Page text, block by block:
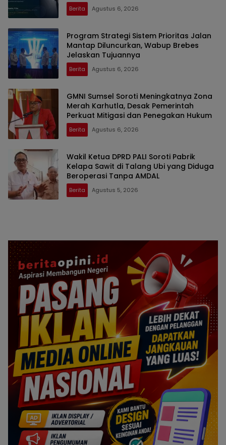
Berita Agustus 6, 2026
Program Strategi Sistem Prioritas Jalan
Mantap Diluncurkan, Wabup Brebes
Jelaskan Tujuannya
Berita Agustus 6, 2026
GMNI Sumsel Soroti Meningkatnya Zona
Merah Karhutla, Desak Pemerintah
Perkuat Mitigasi dan Penegakan Hukum
Berita Agustus 6, 2026
Wakil Ketua DPRD PALI Soroti Pabrik
Kelapa Sawit di Talang Ubi yang Diduga
Beroperasi Tanpa AMDAL
Berita Agustus 5, 2026